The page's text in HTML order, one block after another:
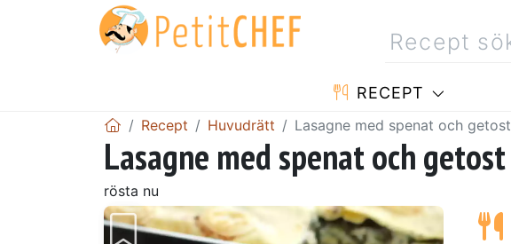
RECEPT
Recept Huvudrätt Lasagne med spenat och getost
Lasagne med spenat och getost
rösta nu